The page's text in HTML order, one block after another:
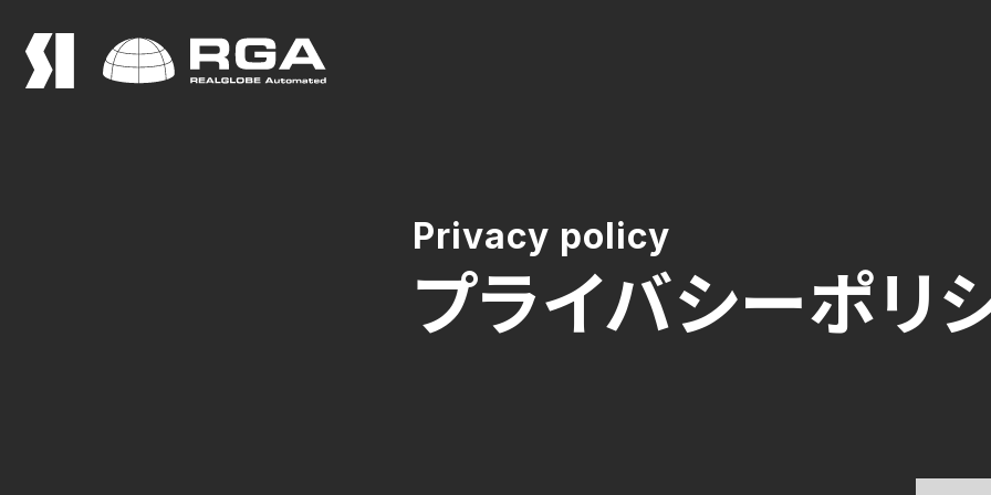
Privacy policy
プライバシーポリ